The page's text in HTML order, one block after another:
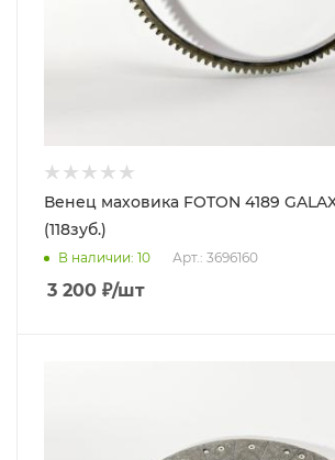
Венец маховика FOTON 4189
(118зуб.)
В наличии: 10 Арт.: 3696160
3 200 ₽/шт